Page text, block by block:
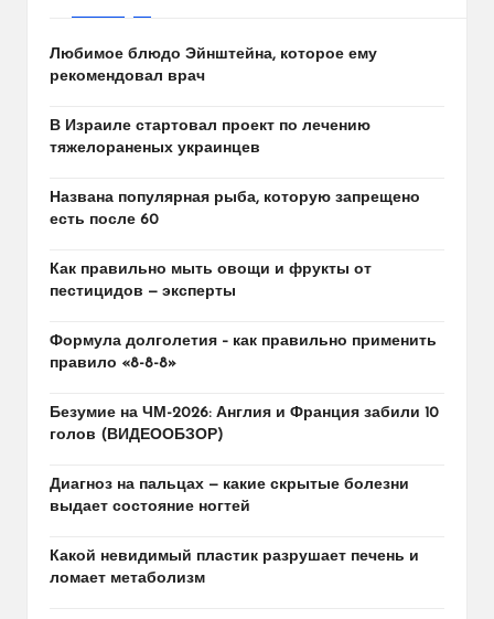
Любимое блюдо Эйнштейна, которое ему
рекомендовал врач
В Израиле стартовал проект по лечению
тяжелораненых украинцев
Названа популярная рыба, которую запрещено
есть после 60
Как правильно мыть овощи и фрукты от
пестицидов — эксперты
Формула долголетия – как правильно применить
правило «8-8-8»
Безумие на ЧМ-2026: Англия и Франция забили 10
голов (ВИДЕООБЗОР)
Диагноз на пальцах — какие скрытые болезни
выдает состояние ногтей
Какой невидимый пластик разрушает печень и
ломает метаболизм